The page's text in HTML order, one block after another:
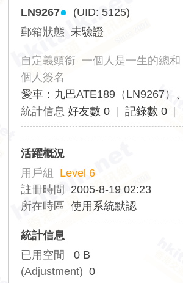
LN9267
(UID: 5125)
郵箱狀態 未驗證
自定義頭銜 一個人是一生的總和
個人簽名
愛車：九巴ATE189（LN9267）
統計信息 好友數 0 記錄數 0
活躍概況
用戶組 Level 6
註冊時間
2005-8-19 02:23
所在時區
使用系統默認
統計信息
已用空間
0 B
(Adjustment) 0